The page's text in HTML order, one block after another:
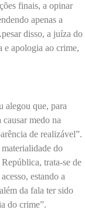
finais, a opinar
apenas a
disso, a juíza do
e apologia ao crime,
alegou que, para
medo na
de realizável”.
do
trata-se de
estando a
da fala ter sido
do crime”.